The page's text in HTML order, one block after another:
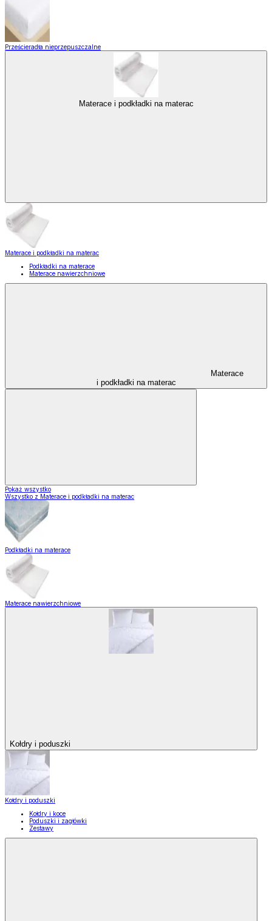
Prześcieradła nieprzepuszczalne
Materace i podkładki na materac
Materace i podkładki na materac
Podkładki na materace
Materace nawierzchniowe
Materace
i podkładki na materac
Pokaż wszystko
Wszystko z Materace i podkładki na materac
Podkładki na materace
Materace nawierzchniowe
Kołdry i poduszki
Kołdry i poduszki
Kołdry i koce
Poduszki i zagłówki
Zestawy